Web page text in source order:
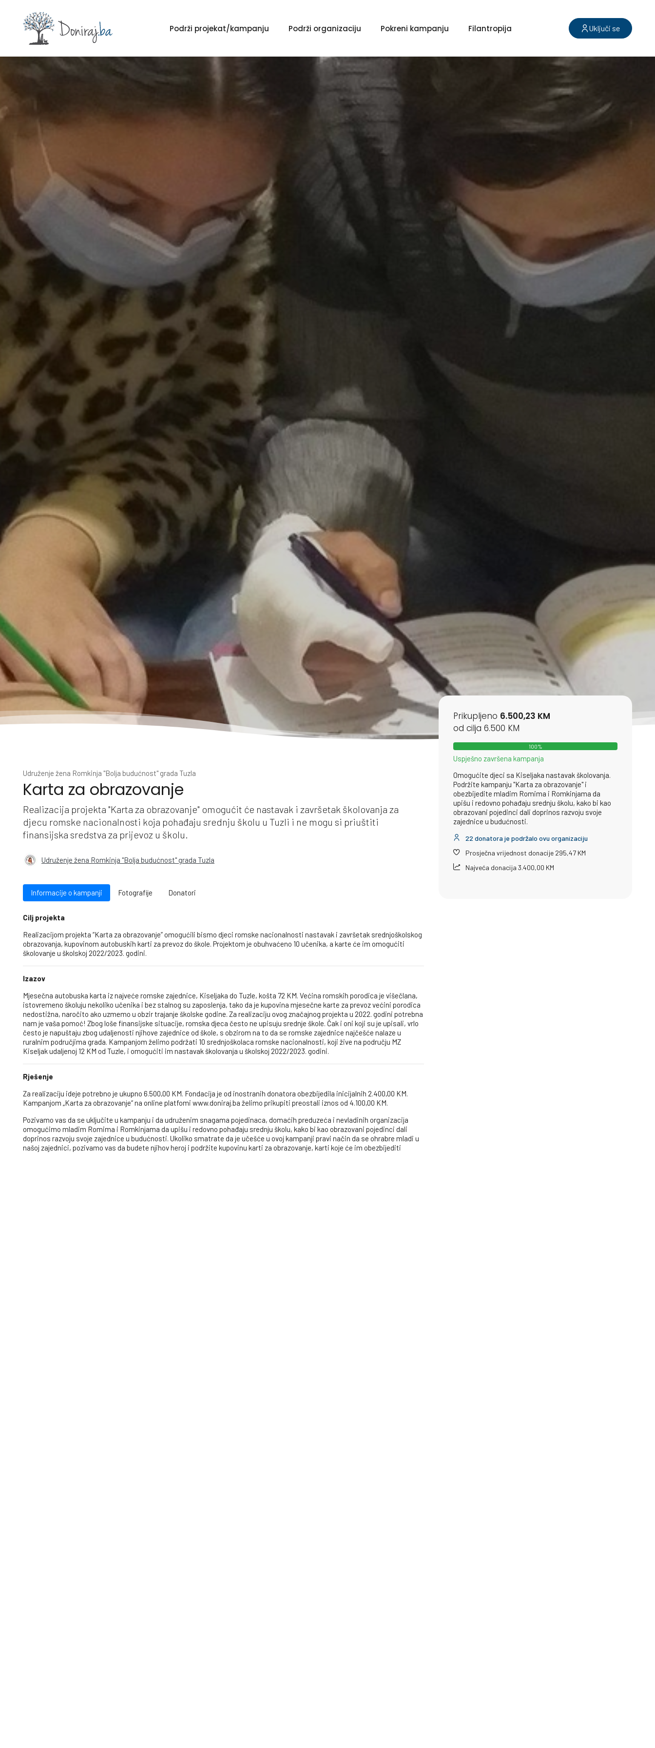
Podrži projekat/kampanju Podrži organizaciju Pokreni kampanju Filantropija Uključi se
Udruženje žena Romkinja "Bolja budućnost" grada Tuzla
Karta za obrazovanje
Realizacija projekta "Karta za obrazovanje" omogućit će nastavak i završetak školovanja za
djecu romske nacionalnosti koja pohađaju srednju školu u Tuzli i ne mogu si priuštiti
finansijska sredstva za prijevoz u školu.
Udruženje žena Romkinja "Bolja budućnost" grada Tuzla
Informacije o kampanji Fotografije Donatori
Cilj projekta
Realizacijom projekta “Karta za obrazovanje” omogućili bismo djeci romske nacionalnosti nastavak i završetak srednjoškolskog
obrazovanja, kupovinom autobuskih karti za prevoz do škole. Projektom je obuhvaćeno 10 učenika, a karte će im omogućiti
školovanje u školskoj 2022/2023. godini.
Izazov
Mjesečna autobuska karta iz najveće romske zajednice, Kiseljaka do Tuzle, košta 72 KM. Većina romskih porodica je višečlana,
istovremeno školuju nekoliko učenika i bez stalnog su zaposlenja, tako da je kupovina mjesečne karte za prevoz većini porodica
nedostižna, naročito ako uzmemo u obzir trajanje školske godine. Za realizaciju ovog značajnog projekta u 2022. godini potrebna
nam je vaša pomoć! Zbog loše finansijske situacije, romska djeca često ne upisuju srednje škole. Čak i oni koji su je upisali, vrlo
često je napuštaju zbog udaljenosti njihove zajednice od škole, s obzirom na to da se romske zajednice najčešće nalaze u
ruralnim područjima grada. Kampanjom želimo podržati 10 srednjoškolaca romske nacionalnosti, koji žive na području MZ
Kiseljak udaljenoj 12 KM od Tuzle, i omogućiti im nastavak školovanja u školskoj 2022/2023. godini.
Rješenje
Za realizaciju ideje potrebno je ukupno 6.500,00 KM. Fondacija je od inostranih donatora obezbijedila inicijalnih 2.400,00 KM.
Kampanjom „Karta za obrazovanje“ na online platfomi www.doniraj.ba želimo prikupiti preostali iznos od 4.100,00 KM.
Pozivamo vas da se uključite u kampanju i da udruženim snagama pojedinaca, domaćih preduzeća i nevladinih organizacija
omogućimo mladim Romima i Romkinjama da upišu i redovno pohađaju srednju školu, kako bi kao obrazovani pojedinci dali
doprinos razvoju svoje zajednice u budućnosti. Ukoliko smatrate da je učešće u ovoj kampanji pravi način da se ohrabre mladi u
našoj zajednici, pozivamo vas da budete njihov heroj i podržite kupovinu karti za obrazovanje, karti koje će im obezbijediti
Prikupljeno 6.500,23 KM
od cilja 6.500 KM
100%
Uspješno završena kampanja
Omogućite djeci sa Kiseljaka nastavak školovanja.
Podržite kampanju "Karta za obrazovanje" i
obezbijedite mladim Romima i Romkinjama da
upišu i redovno pohađaju srednju školu, kako bi kao
obrazovani pojedinci dali doprinos razvoju svoje
zajednice u budućnosti.
22 donatora je podržalo ovu organizaciju
Prosječna vrijednost donacije 295,47 KM
Najveća donacija 3.400,00 KM